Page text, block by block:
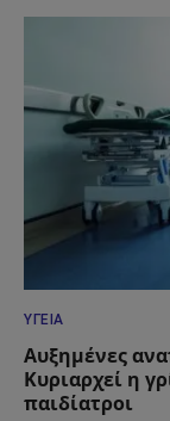
ΥΓΕΊΑ
Αυξημένες
Κυριαρχεί η
παιδίατροι